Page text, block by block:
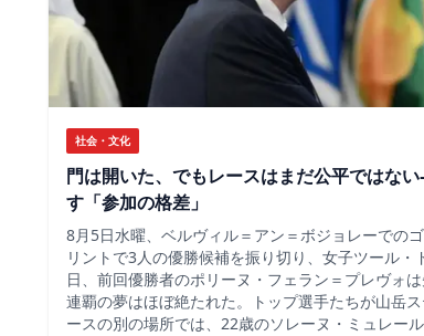
社会・文化
門は開いた、でもレースはまだ公平ではな
す「参加の格差」
8月5日水曜、ベルヴィル＝アン＝ボジョレーでの
リントで3人の優勝候補を振り切り、女子ツール
日、前回優勝者のポリーヌ・フェラン＝プレヴォ
連覇の夢はほぼ絶たれた。トップ選手たちが山岳
ースの別の場所では、22歳のソレーヌ・ミュレー